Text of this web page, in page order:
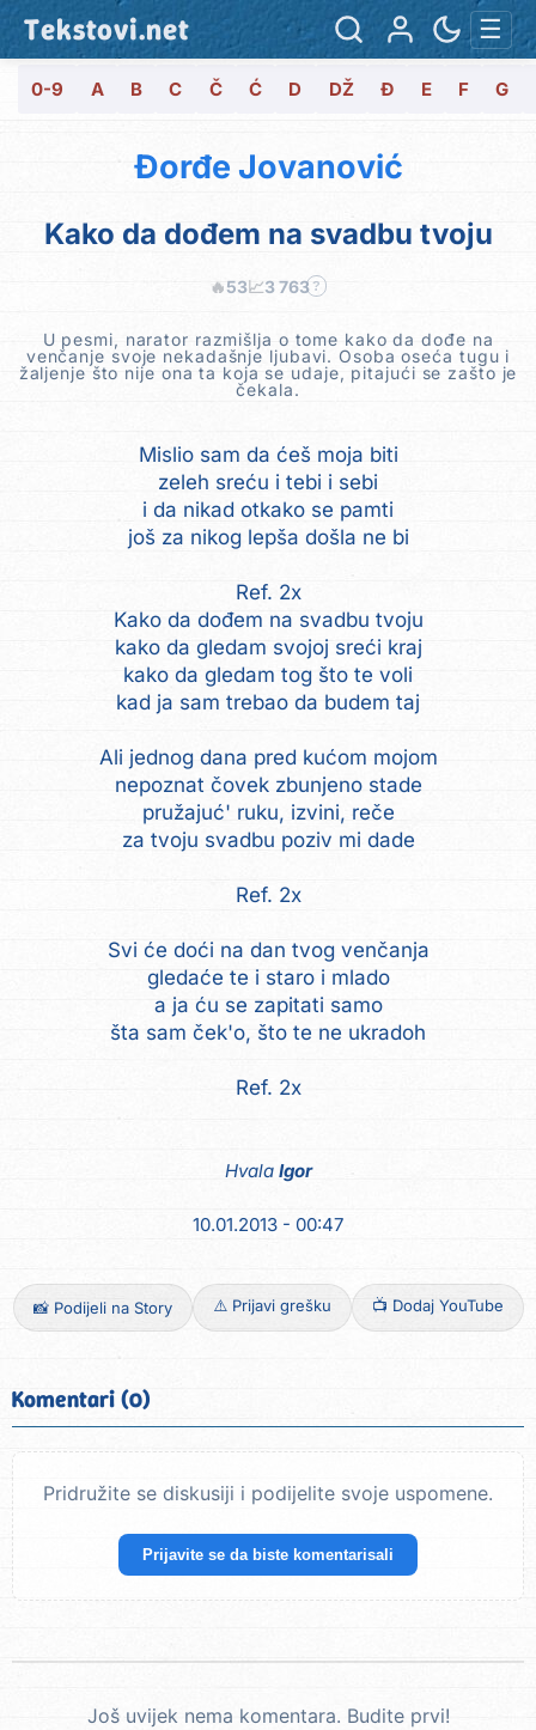
Tekstovi.net ☰
0-9 A B C Č Ć D DŽ Đ E F G
Đorđe Jovanović
Kako da dođem na svadbu tvoju
🔥53📈3 763 ?
U pesmi, narator razmišlja o tome kako da dođe na
venčanje svoje nekadašnje ljubavi. Osoba oseća tugu i
žaljenje što nije ona ta koja se udaje, pitajući se zašto je
čekala.
Mislio sam da ćeš moja biti
zeleh sreću i tebi i sebi
i da nikad otkako se pamti
još za nikog lepša došla ne bi
Ref. 2x
Kako da dođem na svadbu tvoju
kako da gledam svojoj sreći kraj
kako da gledam tog što te voli
kad ja sam trebao da budem taj
Ali jednog dana pred kućom mojom
nepoznat čovek zbunjeno stade
pružajuć' ruku, izvini, reče
za tvoju svadbu poziv mi dade
Ref. 2x
Svi će doći na dan tvog venčanja
gledaće te i staro i mlado
a ja ću se zapitati samo
šta sam ček'o, što te ne ukradoh
Ref. 2x
Hvala Igor
10.01.2013 - 00:47
📸 Podijeli na Story ⚠️ Prijavi grešku 📺 Dodaj YouTube
Komentari (0)
Pridružite se diskusiji i podijelite svoje uspomene.
Prijavite se da biste komentarisali
Još uvijek nema komentara. Budite prvi!